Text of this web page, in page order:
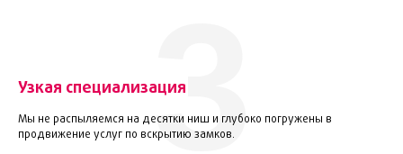
Узкая специализация
Мы не распыляемся на десятки ниш и глубоко погружены в
продвижение услуг по вскрытию замков.
3